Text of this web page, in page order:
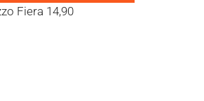
Fiera 14,90